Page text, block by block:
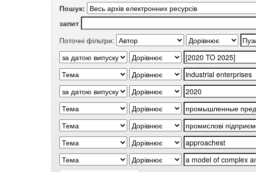
Пошук:
запит
Поточні фільтри: